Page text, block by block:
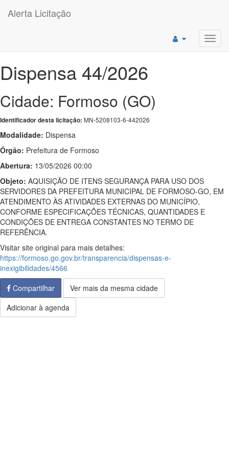
Alerta Licitação
Dispensa 44/2026
Cidade: Formoso (GO)
Identificador desta licitação: MN-5208103-6-442026
Modalidade: Dispensa
Órgão: Prefeitura de Formoso
Abertura: 13/05/2026 00:00
Objeto: AQUISIÇÃO DE ITENS SEGURANÇA PARA USO DOS
SERVIDORES DA PREFEITURA MUNICIPAL DE FORMOSO-GO, EM
ATENDIMENTO ÀS ATIVIDADES EXTERNAS DO MUNICÍPIO,
CONFORME ESPECIFICAÇÕES TÉCNICAS, QUANTIDADES E
CONDIÇÕES DE ENTREGA CONSTANTES NO TERMO DE
REFERÊNCIA.
Visitar site original para mais detalhes:
https://formoso.go.gov.br/transparencia/dispensas-e-
inexigibilidades/4566
Compartilhar
Ver mais da mesma cidade
Adicionar à agenda